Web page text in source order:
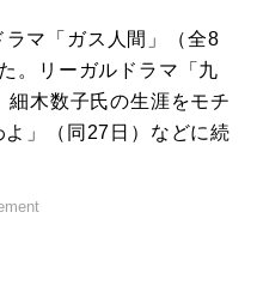
マ「ガス人間」（全8
。リーガルドラマ「九
木数子氏の生涯をモチ
」（同27日）などに続